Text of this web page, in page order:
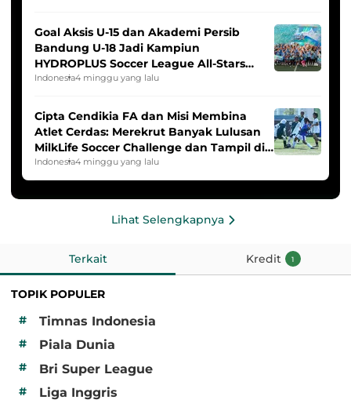
Goal Aksis U-15 dan Akademi Persib
Bandung U-18 Jadi Kampiun
HYDROPLUS Soccer League All-Stars
2025/2026
Indonesia4 minggu yang lalu
Cipta Cendikia FA dan Misi Membina
Atlet Cerdas: Merekrut Banyak Lulusan
MilkLife Soccer Challenge dan Tampil di
HYDROPLUS Soccer League
Indonesia4 minggu yang lalu
Lihat Selengkapnya
Terkait Kredit 1
TOPIK POPULER
#
Timnas Indonesia
# Piala Dunia
# Bri Super League
# Liga Inggris